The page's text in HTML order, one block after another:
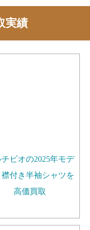
実績
チビオの2025年モデ
襟付き半袖シャツを
高価買取